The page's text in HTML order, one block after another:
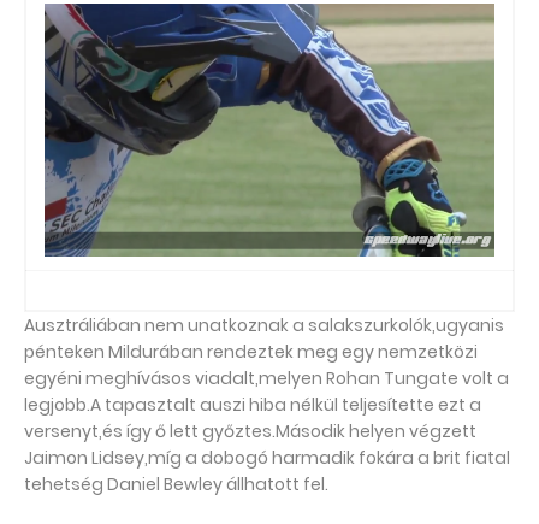
Ausztráliában nem unatkoznak a salakszurkolók,ugyanis
pénteken Mildurában rendeztek meg egy nemzetközi
egyéni meghívásos viadalt,melyen Rohan Tungate volt a
legjobb.A tapasztalt auszi hiba nélkül teljesítette ezt a
versenyt,és így ő lett győztes.Második helyen végzett
Jaimon Lidsey,míg a dobogó harmadik fokára a brit fiatal
tehetség Daniel Bewley állhatott fel.